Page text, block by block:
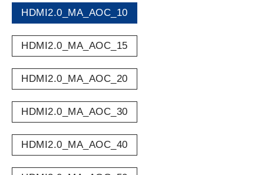
HDMI2.0_MA_AOC_10
HDMI2.0_MA_AOC_15
HDMI2.0_MA_AOC_20
HDMI2.0_MA_AOC_30
HDMI2.0_MA_AOC_40